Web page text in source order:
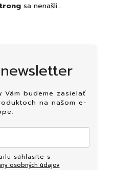
sa nenašli...
Vám budeme zasielať
na našom e-
osobných údajov